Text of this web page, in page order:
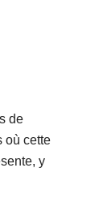
de
où cette
y